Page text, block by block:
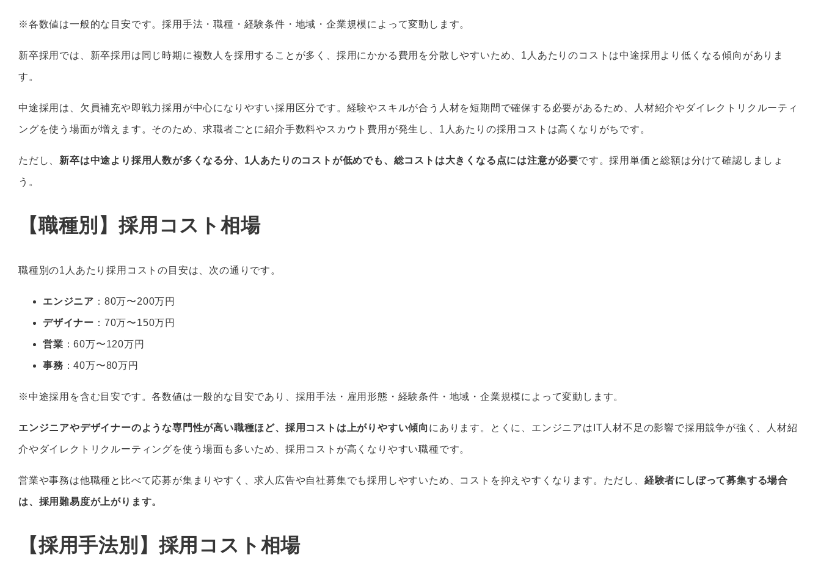
※各数値は一般的な目安です。採用手法・職種・経験条件・地域・企業規模によって変動します。
新卒採用では、新卒採用は同じ時期に複数人を採用することが多く、採用にかかる費用を分散しやすいため、1人あたりのコストは中途採用より低くなる傾向がありま
す。
中途採用は、欠員補充や即戦力採用が中心になりやすい採用区分です。経験やスキルが合う人材を短期間で確保する必要があるため、人材紹介やダイレクトリクルーティ
ングを使う場面が増えます。そのため、求職者ごとに紹介手数料やスカウト費用が発生し、1人あたりの採用コストは高くなりがちです。
ただし、 新卒は中途より採用人数が多くなる分、1人あたりのコストが低めでも、総コストは大きくなる点には注意が必要です。採用単価と総額は分けて確認しましょ
う。
【職種別】採用コスト相場
職種別の1人あたり採用コストの目安は、次の通りです。
エンジニア ：80万〜200万円
デザイナー ：70万〜150万円
営業 ：60万〜120万円
事務 ：40万〜80万円
※中途採用を含む目安です。各数値は一般的な目安であり、採用手法・雇用形態・経験条件・地域・企業規模によって変動します。
エンジニアやデザイナーのような専門性が高い職種ほど、採用コストは上がりやすい傾向 にあります。とくに、エンジニアはIT人材不足の影響で採用競争が強く、人材紹
介やダイレクトリクルーティングを使う場面も多いため、採用コストが高くなりやすい職種です。
営業や事務は他職種と比べて応募が集まりやすく、求人広告や自社募集でも採用しやすいため、コストを抑えやすくなります。ただし、 経験者にしぼって募集する場合
は、採用難易度が上がります。
【採用手法別】採用コスト相場